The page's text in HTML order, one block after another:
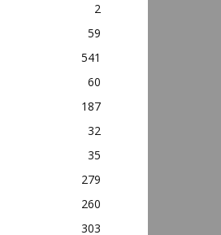
2
59
541
60
187
32
35
279
260
303